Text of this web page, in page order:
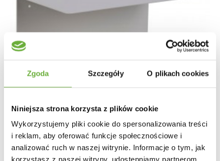
Zgoda Szczegóły O plikach cookies
Niniejsza strona korzysta z plików cookie
Wykorzystujemy pliki cookie do spersonalizowania treści
i reklam, aby oferować funkcje społecznościowe i
analizować ruch w naszej witrynie. Informacje o tym, jak
korzystasz z naszej witryny, udostępniamy partnerom